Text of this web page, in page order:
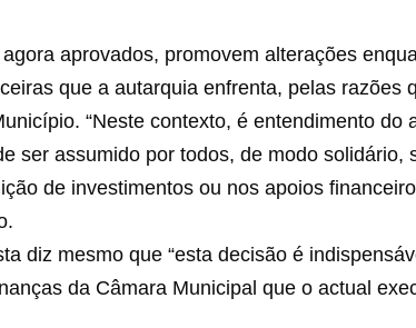
aprovados, promovem alterações
que a autarquia enfrenta, pelas razões
“Neste contexto, é entendimento
ser assumido por todos, de modo
de investimentos ou nos apoios
diz mesmo que “esta decisão é
da Câmara Municipal que o actual